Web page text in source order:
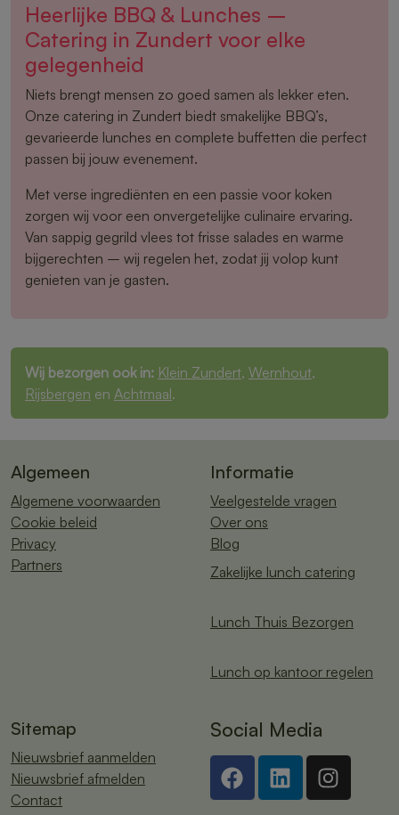
Heerlijke BBQ & Lunches –
Catering in Zundert voor elke
gelegenheid
Niets brengt mensen zo goed samen als lekker eten.
Onze catering in Zundert biedt smakelijke BBQ’s,
gevarieerde lunches en complete buffetten die perfect
passen bij jouw evenement.
Met verse ingrediënten en een passie voor koken
zorgen wij voor een onvergetelijke culinaire ervaring.
Van sappig gegrild vlees tot frisse salades en warme
bijgerechten – wij regelen het, zodat jij volop kunt
genieten van je gasten.
Wij bezorgen ook in: Klein Zundert, Wernhout,
Rijsbergen en Achtmaal.
Algemeen
Algemene voorwaarden
Cookie beleid
Privacy
Partners
Informatie
Veelgestelde vragen
Over ons
Blog
Zakelijke lunch catering
Lunch Thuis Bezorgen
Lunch op kantoor regelen
Sitemap
Nieuwsbrief aanmelden
Nieuwsbrief afmelden
Contact
Social Media